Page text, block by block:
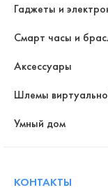
Гаджеты и
Смарт часы и
Аксессуары
Шлемы
Умный дом
КОНТАКТЫ